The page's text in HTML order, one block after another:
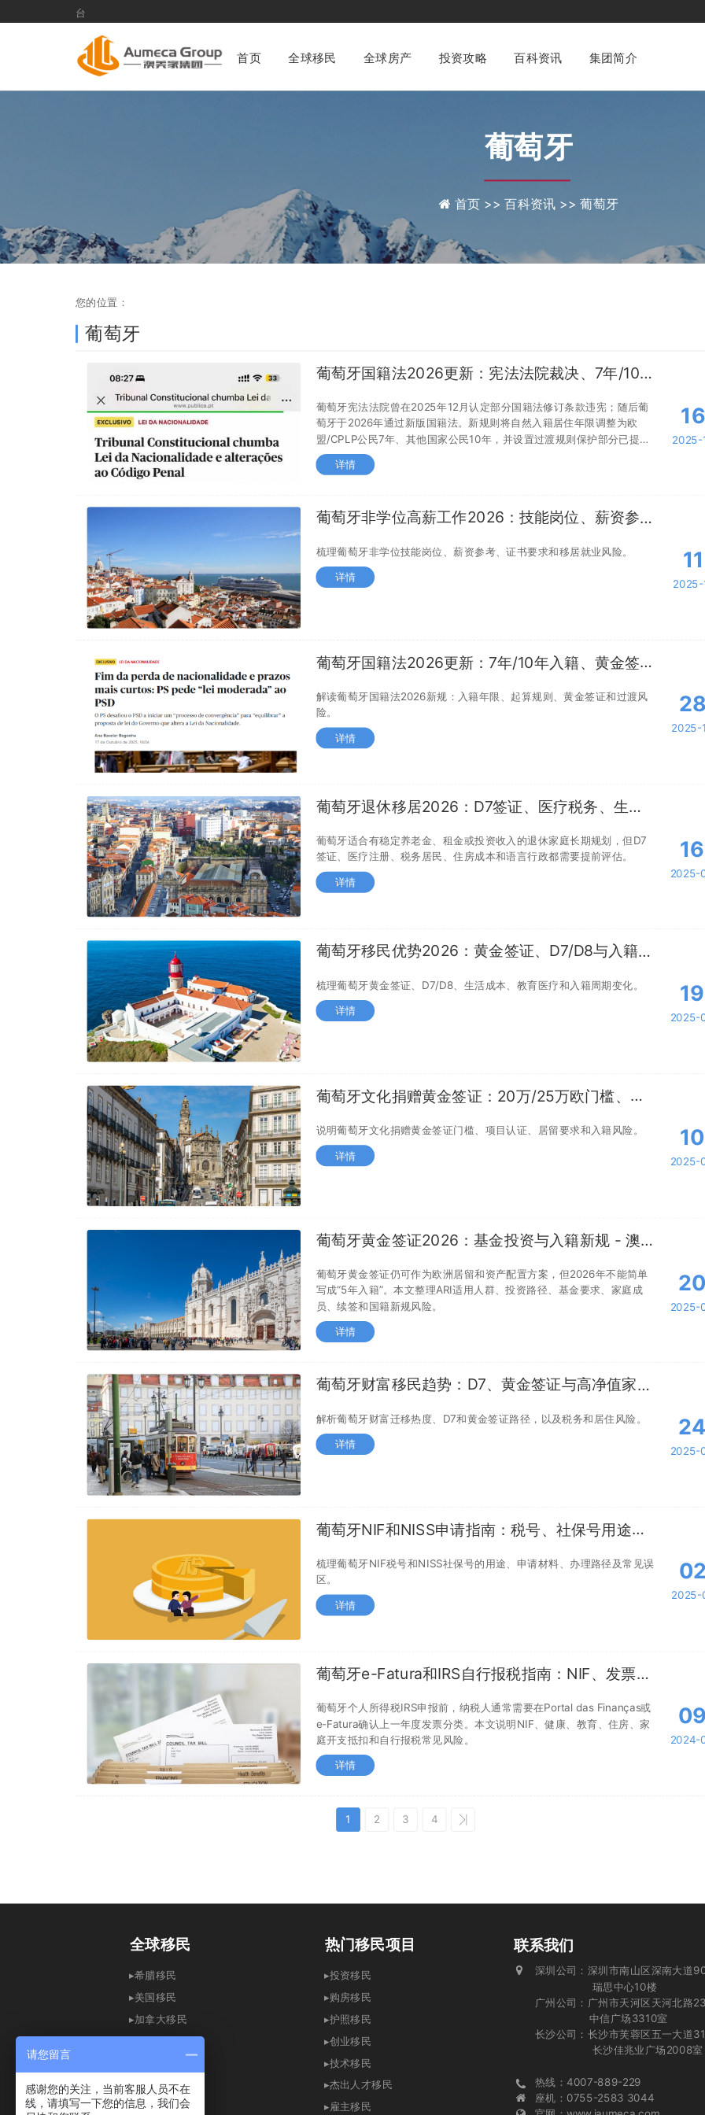
葡萄牙资讯
首页 全球移民 全球房产 投资攻略 百科资讯 集团简介
葡萄牙
首页 >>百科资讯 >>葡萄牙
您的位置：
葡萄牙
葡萄牙国籍法2026更新：宪法法院裁决、7年/10年
葡萄牙宪法法院曾在2025年12月认定部分国籍法修订条款违宪；随后葡
萄牙于2026年通过新版国籍法。新规则将自然入籍居住年限调整为欧
盟/CPLP公民7年、其他国家公民10年，并设置过渡规则保护部分已提交
申请。
详情
16
2025-
葡萄牙非学位高薪工作2026：技能岗位、薪资参考
梳理葡萄牙非学位技能岗位、薪资参考、证书要求和移居就业风险。
详情
11
2025-
葡萄牙国籍法2026更新：7年/10年入籍、黄金签证
解读葡萄牙国籍法2026新规：入籍年限、起算规则、黄金签证和过渡风
险。
详情
28
2025-
葡萄牙退休移居2026：D7签证、医疗税务、生活
葡萄牙适合有稳定养老金、租金或投资收入的退休家庭长期规划，但D7
签证、医疗注册、税务居民、住房成本和语言行政都需要提前评估。
详情
16
2025-
葡萄牙移民优势2026：黄金签证、D7/D8与入籍时
梳理葡萄牙黄金签证、D7/D8、生活成本、教育医疗和入籍周期变化。
详情
19
2025-
葡萄牙文化捐赠黄金签证：20万/25万欧门槛、
说明葡萄牙文化捐赠黄金签证门槛、项目认证、居留要求和入籍风险。
详情
10
2025-
葡萄牙黄金签证2026：基金投资与入籍新规 - 澳
葡萄牙黄金签证仍可作为欧洲居留和资产配置方案，但2026年不能简单
写成“5年入籍”。本文整理ARI适用人群、投资路径、基金要求、家庭成
员、续签和国籍新规风险。
详情
20
2025-
葡萄牙财富移民趋势：D7、黄金签证与高净值家庭
解析葡萄牙财富迁移热度、D7和黄金签证路径，以及税务和居住风险。
详情
24
2025-
葡萄牙NIF和NISS申请指南：税号、社保号用途、
梳理葡萄牙NIF税号和NISS社保号的用途、申请材料、办理路径及常见误
区。
详情
02
2025-
葡萄牙e-Fatura和IRS自行报税指南：NIF、发票验
葡萄牙个人所得税IRS申报前，纳税人通常需要在Portal das Finanças或
e-Fatura确认上一年度发票分类。本文说明NIF、健康、教育、住房、家
庭开支抵扣和自行报税常见风险。
详情
09
2024-
1 2 3 4
联系我们
▸投资移民
▸购房移民
▸护照移民
▸创业移民
▸技术移民
▸杰出人才移民
▸雇主移民
▸希腊移民
▸美国移民
▸加拿大移民
▸英国移民
▸爱尔兰移民
▸新加坡移民
深圳公司：深圳市南山区深南大道
瑞思中心10楼
广州公司：广州市天河区天河北路
中信广场3310室
长沙公司：长沙市芙蓉区五一大道
长沙佳兆业广场2008室
热线：4007-889-229
座机：0755-2583 3044
热门移民项目
全球移民
请您留言
感谢您的关注，当前客服人员不在
线，请填写一下您的信息，我们会